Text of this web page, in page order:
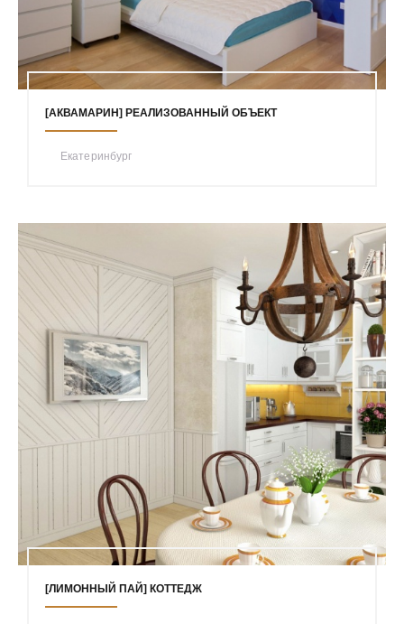
[АКВАМАРИН] РЕАЛИЗОВАННЫЙ ОБЪЕКТ
Екатеринбург
[ЛИМОННЫЙ ПАЙ] КОТТЕДЖ